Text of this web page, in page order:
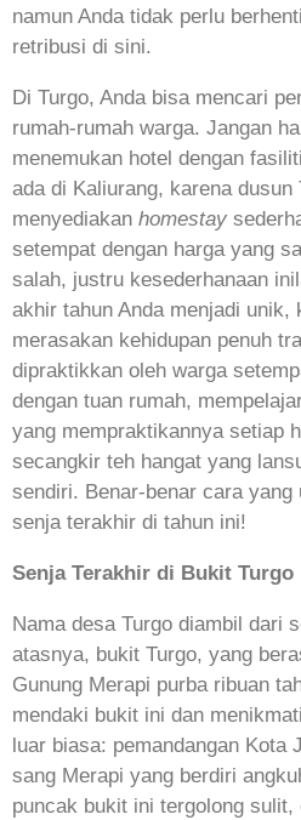
namun Anda tidak perlu
retribusi di sini.
Di Turgo, Anda bisa mencari
rumah-rumah warga. Jangan
menemukan hotel dengan
ada di Kaliurang, karena dusun
menyediakan homestay
setempat dengan harga yang
salah, justru kesederhanaan
akhir tahun Anda menjadi unik,
merasakan kehidupan penuh
dipraktikkan oleh warga
dengan tuan rumah,
yang mempraktikannya setiap
secangkir teh hangat yang
sendiri. Benar-benar cara
senja terakhir di tahun ini!
Senja Terakhir di Bukit Turgo
Nama desa Turgo diambil dari
atasnya, bukit Turgo, yang
Gunung Merapi purba ribuan
mendaki bukit ini dan
luar biasa: pemandangan
sang Merapi yang berdiri
puncak bukit ini tergolong sulit,